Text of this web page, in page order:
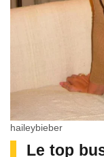
haileybieber
Le top